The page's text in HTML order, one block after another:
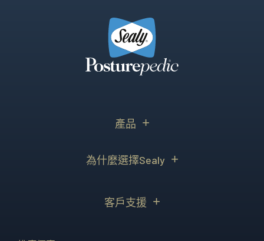
產品
為什麼選擇Sealy
客戶支援